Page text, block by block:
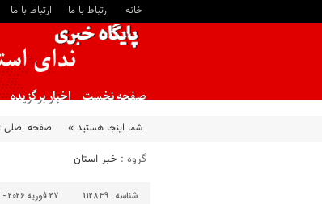
خانه ارتباط با ما ارتباط با ما
صفحه نخست اخبار برگزیده
شما اینجا هستید » صفحه اصلی
گروه : خبر استان
شناسه : 112849 27 فوریه 2026 - 12:57